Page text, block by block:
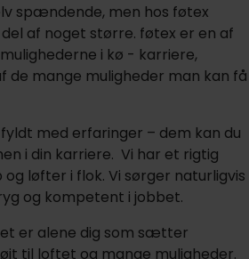
spændende, men hos føtex
af noget større. føtex er en af
i kø - karriere,
mange muligheder man kan få
med erfaringer – dem kan du
i din karriere. Vi har et rigtig
løfter i flok. Vi sørger naturligvis
og kompetent i jobbet.
er alene dig som sætter
til loftet og mange muligheder.